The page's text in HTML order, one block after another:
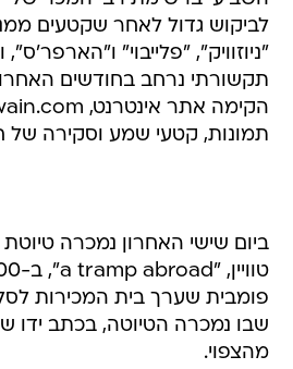
לביקוש גדול לאחר שקטעים
"ניוזוויק", "פלייבוי"
תקשורתי נרחב בחודשים
תמונות, קטעי שמע וסקירה של
ביום שישי האחרון נמכרה
פומבית שערך בית המכירות
שבו נמכרה הטיוטה, בכתב ידו של
מהצפוי.